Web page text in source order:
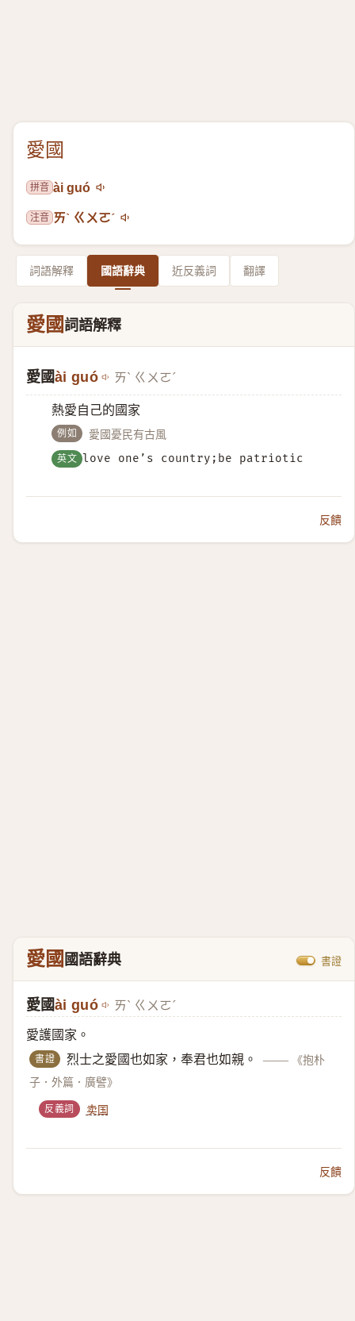
愛國
拼音 ài guó
注音 ㄞˋ ㄍㄨㄛˊ
詞語解釋 國語辭典 近反義詞 翻譯
愛國詞語解釋
愛國ài guó ㄞˋ ㄍㄨㄛˊ
熱愛自己的國家
例如 愛國憂民有古風
英文 love one’s country;be patriotic
反饋
愛國國語辭典 書證
愛國ài guó ㄞˋ ㄍㄨㄛˊ
愛護國家。
書證 烈士之愛國也如家，奉君也如親。 ——
《抱朴
子．外篇．廣譬》
反義詞 卖国
反饋